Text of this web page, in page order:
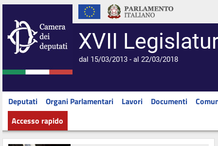
XVII
dal 15/03/2013 - al 22/03/2018
Deputati Organi Parlamentari Lavori Documenti
Accesso rapido